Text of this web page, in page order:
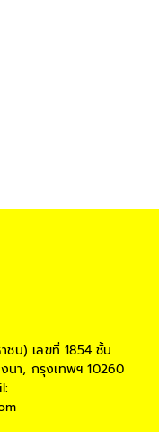
ชน) เลขที่ 1854 ชั้น
งนา, กรุงเทพฯ 10260